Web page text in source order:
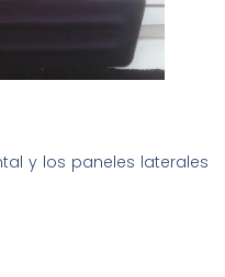
y los paneles laterales